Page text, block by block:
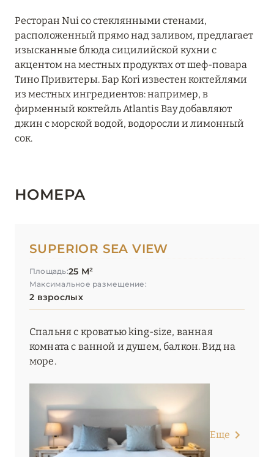
ФРИУЛИ-ВЕНЕЦИЯ-
ДЖУЛИЯ
ЭМИЛИЯ-РОМАНЬЯ
Ресторан Nui со стеклянными стенами,
расположенный прямо над заливом, предлагает
изысканные блюда сицилийской кухни с
акцентом на местных продуктах от шеф-повара
Тино Привитеры. Бар Kori известен коктейлями
из местных ингредиентов: например, в
фирменный коктейль Atlantis Bay добавляют
джин с морской водой, водоросли и лимонный
сок.
НОМЕРА
SUPERIOR SEA VIEW
Площадь:25 М²
Максимальное размещение:
2 взрослых
Спальня с кроватью king-size, ванная
комната с ванной и душем, балкон. Вид на
море.
Еще